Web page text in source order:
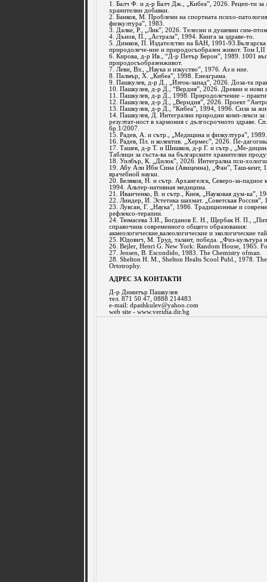
1. Балч Ф. и д-р Балч Дж., „Кибеа”, 2026. Рецеп-ти за
хранителни добавки.
2. Банков, М. Проблеми на спортната психо-
физкултура”, 1983.
3. Далке, Р., „Лик”, 2026. Телесни и душевни сим-
4. Дънов, П., „Астрала”, 1994. Книга за здраве-то.
5. Димков, П. Издателство на БАН, 1991-
природолече-ние и природосъобразен живот. Том
6. Кирова, д-р Ив., “Д-р Петър Берон”, 1989. 1001
природосъобразенживот.
7. Леви, Вл., „Наука и изкуство”, 1976. Аз и ние.
8. Палмър, Х. „Кибеа”, 1998. Енеаграма.
9. Пашкулев, д-р Д., „Изток-запад”, 2026. Доза-та
10. Пашкулев, д-р Д., “Вердия”, 2026. Древни и нови
11. Пашкулев, д-р Д., 1998. Природолечение –
12. Пашкулев, д-р Д., „Веридия”, 2026. Проект
13. Пашкулев, д-р Д., “Кибеа”, 1994, 1996. Сила за
14. Пашкулев, Д. Интегрални природни комп-лекси за
резултат-ност в хармония с дългосрочното здраве.
бр.1/2007.
15. Радев, А. и сътр., „Медицина и физкултура”,
16. Радев, Пл. и колектив. „Хермес”, 2026. Пе-
17. Ташев, д-р Т. и Шишков, д-р Г. и сътр., „Ме-
Таблици за съста-ва на българските хранителни
18. Уилбър, К. „Дилок”, 2026. Интегрална пси-
19. Абу Али Ибн Сина (Авиценна), „Фан”, Таш-кент,
врачебной науки.
20. Беляков, Н. и сътр. Архангелск, Северо-за-падное
1994. Альтер-нативная медицина.
21. Иванченко, В. и сътр., Киев, „Науковая дум-ка”,
22. Линдер, И. Эстетика шахмат. „Советская Россия”,
23. Лувсан, Г. „Наука”, 1986. Традиционные и
рефлексо-терапии.
24. Тюмасева З.И., Богданов Е. Н., Щербак Н. П.,
справочник современного общего образования:
акмеологические,валеологические и экологические
25. Юдович, М. Труд, талант, победа. „Физ-культура
26. Bejler, Henri G. New York: Random House, 1965.
27. Jensen, B. Escondido, 1983. The Chemistry ofman.
28. Shelton H. M., Shelton Healts Scool Publ., 1978.
Ortotrophy.
АДРЕС ЗА КОНТАКТИ
Д-р Димитър Пашкулев
тел. 871 50 47, 0888 214483
e-mail: dpashkulev@yahoo.com
web site - www.veridia.dir.bg